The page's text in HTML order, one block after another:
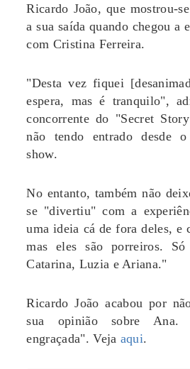
Ricardo João, que mostrou-
a sua saída quando chegou a
com Cristina Ferreira.
"Desta vez fiquei
espera, mas é tranquilo",
concorrente do "Secret
não tendo entrado desde
show.
No entanto, também não
se "divertiu" com a
uma ideia cá de fora deles, e
mas eles são porreiros.
Catarina, Luzia e Ariana."
Ricardo João acabou por
sua opinião sobre Ana.
engraçada". Veja aqui.